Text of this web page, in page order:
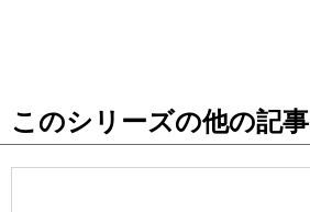
このシリーズの他の記事